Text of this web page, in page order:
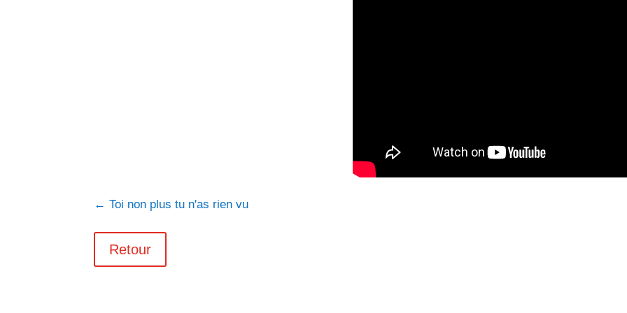
←Toi non plus tu n'as rien vu
Retour